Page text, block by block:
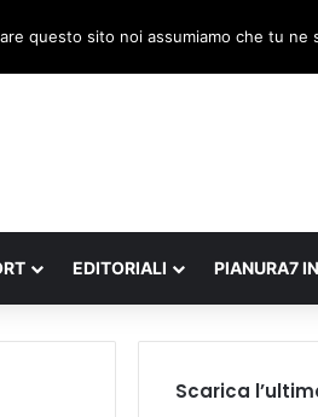
EDITORIALI PIANURA7
Scarica
questo sito noi assumiamo che tu ne